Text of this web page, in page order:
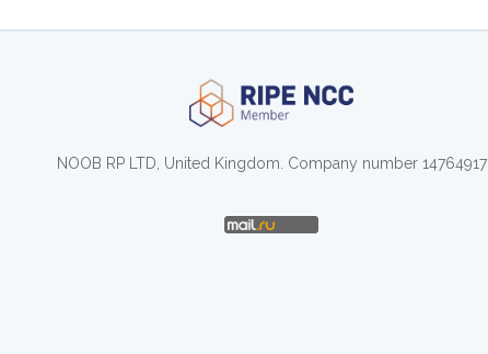
NOOB RP LTD, United Kingdom. Company number 14764917